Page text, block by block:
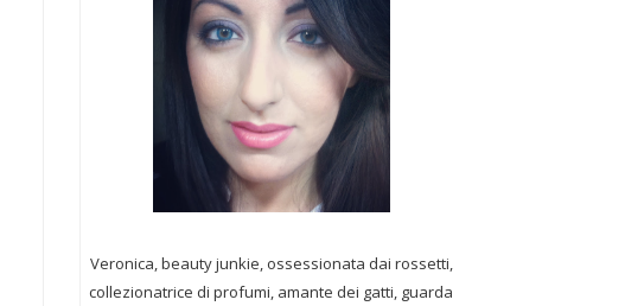
Veronica, beauty junkie, ossessionata dai rossetti,
collezionatrice di profumi, amante dei gatti, guarda